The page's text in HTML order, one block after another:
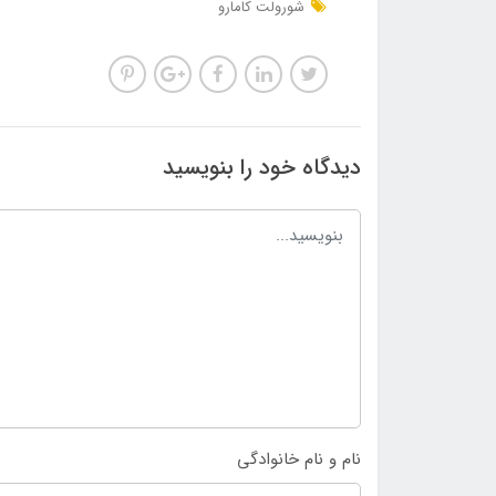
شورولت کامارو
دیدگاه خود را بنویسید
نام و نام خانوادگی